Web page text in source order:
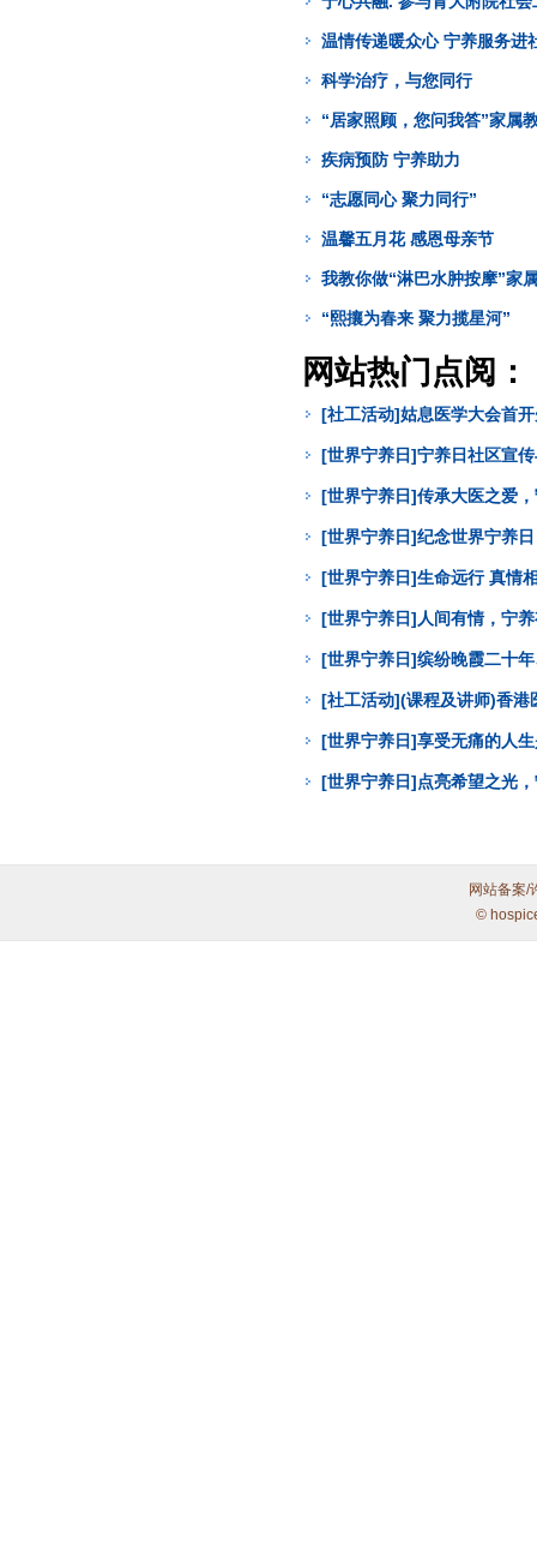
温情传递暖众心 宁养服务进
科学治疗，与您同行
“居家照顾，您问我答”家属
疾病预防 宁养助力
“志愿同心 聚力同行”
温馨五月花 感恩母亲节
我教你做“淋巴水肿按摩”家
“熙攘为春来 聚力揽星河”
网站热门点阅：
[社工活动]姑息医学大会首
[世界宁养日]宁养日社区宣
[世界宁养日]传承大医之爱
[世界宁养日]纪念世界宁养
[世界宁养日]生命远行 真情
[世界宁养日]人间有情，宁
[世界宁养日]缤纷晚霞二十
[社工活动](课程及讲师)香
[世界宁养日]享受无痛的人
[世界宁养日]点亮希望之光
网站备案/
©